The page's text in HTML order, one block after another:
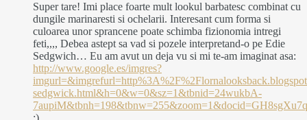
Super tare! Imi place foarte mult lookul barbatesc combinat cu
dungile marinaresti si ochelarii. Interesant cum forma si
culoarea unor sprancene poate schimba fizionomia intregi
feti,,,, Debea astept sa vad si pozele interpretand-o pe Edie
Sedgwich… Eu am avut un deja vu si mi te-am imaginat asa:
http://www.google.es/imgres?
sedgwick.html&h=0&w=0&sz=1&tbnid=24wukbA-